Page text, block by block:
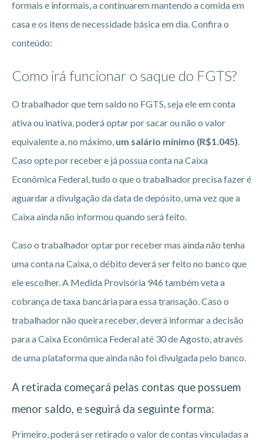
formais e informais, a continuarem mantendo a comida em
casa e os itens de necessidade básica em dia. Confira o
conteúdo:
Como irá funcionar o saque do FGTS?
O trabalhador que tem saldo no FGTS, seja ele em conta
ativa ou inativa, poderá optar por sacar ou não o valor
equivalente a, no máximo, um salário mínimo (R$1.045).
Caso opte por receber e já possua conta na Caixa
Econômica Federal, tudo o que o trabalhador precisa fazer é
aguardar a divulgação da data de depósito, uma vez que a
Caixa ainda não informou quando será feito.
Caso o trabalhador optar por receber mas ainda não tenha
uma conta na Caixa, o débito deverá ser feito no banco que
ele escolher. A Medida Provisória 946 também veta a
cobrança de taxa bancária para essa transação. Caso o
trabalhador não queira receber, deverá informar a decisão
para a Caixa Econômica Federal até 30 de Agosto, através
de uma plataforma que ainda não foi divulgada pelo banco.
A retirada começará pelas contas que possuem
menor saldo, e seguirá da seguinte forma:
Primeiro, poderá ser retirado o valor de contas vinculadas a